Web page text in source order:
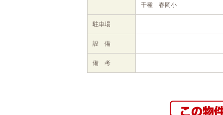
千種 春岡小
駐車場
設 備
備 考